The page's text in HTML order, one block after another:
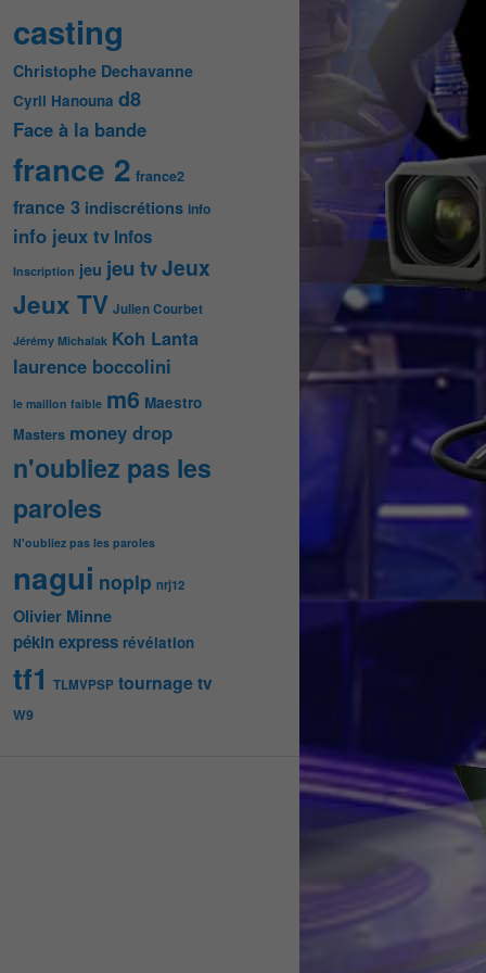
casting
Christophe Dechavanne
Cyril Hanouna d8
Face à la bande
france 2 france2
france 3 indiscrétions info
info jeux tv Infos
Inscription jeu jeu tvJeux
Jeux TV Julien Courbet
Jérémy Michalak Koh Lanta
laurence boccolini
le maillon faible m6 Maestro
Masters money drop
n'oubliez pas les
paroles
N'oubliez pas les paroles
nagui noplp nrj12
Olivier Minne
pékin express révélation
tf1 TLMVPSP tournagetv
W9